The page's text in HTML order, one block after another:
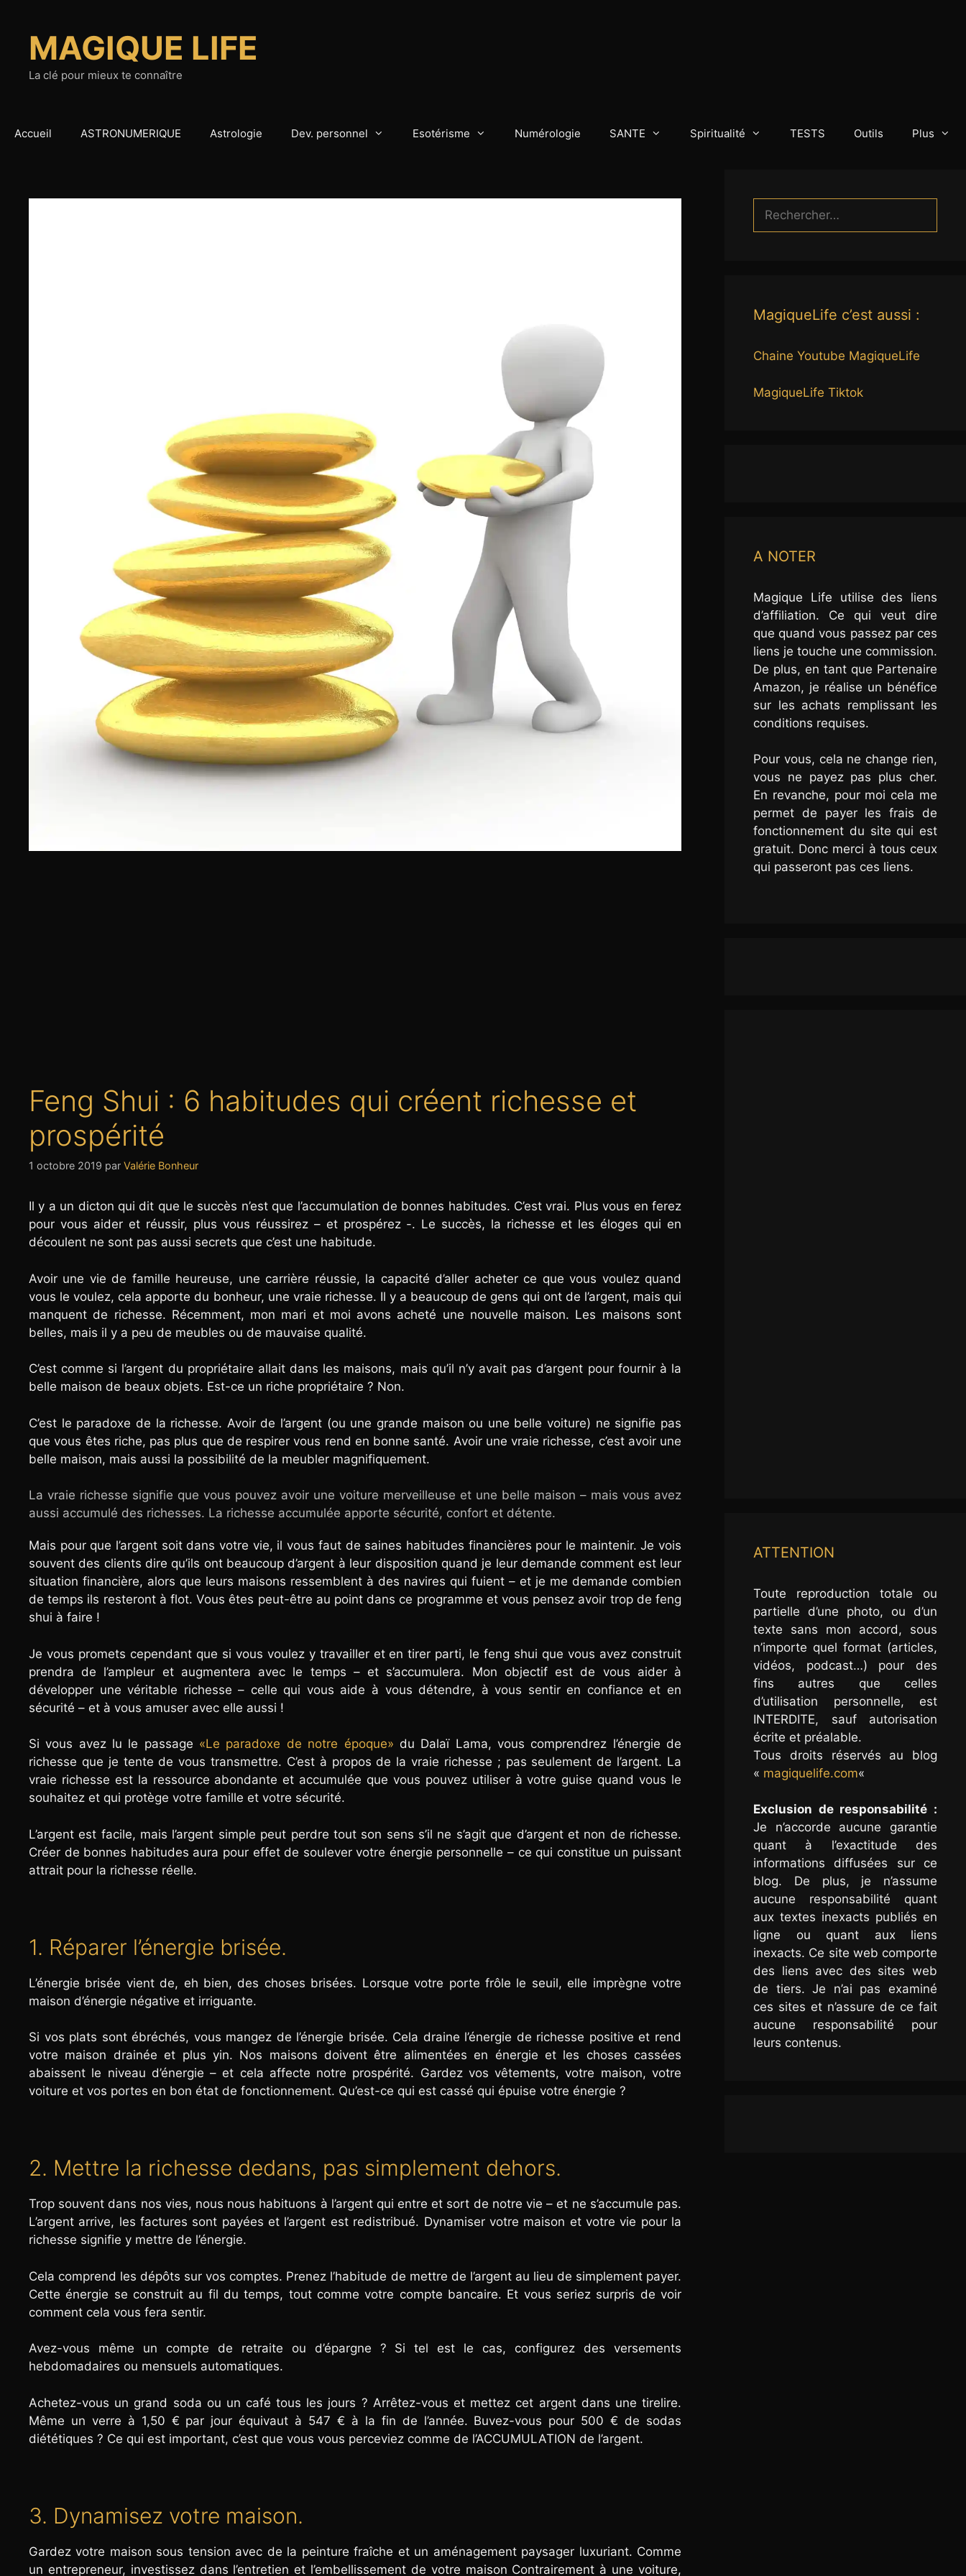
contenuMAGIQUE LIFE
La clé pour mieux te connaître
Accueil ASTRONUMERIQUE Astrologie Dev. personnel Esotérisme Numérologie SANTE Spiritualité TESTS Outils Plus
Feng Shui : 6 habitudes qui créent richesse et
prospérité
1 octobre 2019 par Valérie Bonheur
Il y a un dicton qui dit que le succès n’est que l’accumulation de bonnes habitudes. C’est vrai. Plus vous en ferez
pour vous aider et réussir, plus vous réussirez – et prospérez -. Le succès, la richesse et les éloges qui en
découlent ne sont pas aussi secrets que c’est une habitude.
Avoir une vie de famille heureuse, une carrière réussie, la capacité d’aller acheter ce que vous voulez quand
vous le voulez, cela apporte du bonheur, une vraie richesse. Il y a beaucoup de gens qui ont de l’argent, mais qui
manquent de richesse. Récemment, mon mari et moi avons acheté une nouvelle maison. Les maisons sont
belles, mais il y a peu de meubles ou de mauvaise qualité.
C’est comme si l’argent du propriétaire allait dans les maisons, mais qu’il n’y avait pas d’argent pour fournir à la
belle maison de beaux objets. Est-ce un riche propriétaire ? Non.
C’est le paradoxe de la richesse. Avoir de l’argent (ou une grande maison ou une belle voiture) ne signifie pas
que vous êtes riche, pas plus que de respirer vous rend en bonne santé. Avoir une vraie richesse, c’est avoir une
belle maison, mais aussi la possibilité de la meubler magnifiquement.
La vraie richesse signifie que vous pouvez avoir une voiture merveilleuse et une belle maison – mais vous avez
aussi accumulé des richesses. La richesse accumulée apporte sécurité, confort et détente.
Mais pour que l’argent soit dans votre vie, il vous faut de saines habitudes financières pour le maintenir. Je vois
souvent des clients dire qu’ils ont beaucoup d’argent à leur disposition quand je leur demande comment est leur
situation financière, alors que leurs maisons ressemblent à des navires qui fuient – et je me demande combien
de temps ils resteront à flot. Vous êtes peut-être au point dans ce programme et vous pensez avoir trop de feng
shui à faire !
Je vous promets cependant que si vous voulez y travailler et en tirer parti, le feng shui que vous avez construit
prendra de l’ampleur et augmentera avec le temps – et s’accumulera. Mon objectif est de vous aider à
développer une véritable richesse – celle qui vous aide à vous détendre, à vous sentir en confiance et en
sécurité – et à vous amuser avec elle aussi !
Si vous avez lu le passage «Le paradoxe de notre époque» du Dalaï Lama, vous comprendrez l’énergie de
richesse que je tente de vous transmettre. C’est à propos de la vraie richesse ; pas seulement de l’argent. La
vraie richesse est la ressource abondante et accumulée que vous pouvez utiliser à votre guise quand vous le
souhaitez et qui protège votre famille et votre sécurité.
L’argent est facile, mais l’argent simple peut perdre tout son sens s’il ne s’agit que d’argent et non de richesse.
Créer de bonnes habitudes aura pour effet de soulever votre énergie personnelle – ce qui constitue un puissant
attrait pour la richesse réelle.
1. Réparer l’énergie brisée.
L’énergie brisée vient de, eh bien, des choses brisées. Lorsque votre porte frôle le seuil, elle imprègne votre
maison d’énergie négative et irriguante.
Si vos plats sont ébréchés, vous mangez de l’énergie brisée. Cela draine l’énergie de richesse positive et rend
votre maison drainée et plus yin. Nos maisons doivent être alimentées en énergie et les choses cassées
abaissent le niveau d’énergie – et cela affecte notre prospérité. Gardez vos vêtements, votre maison, votre
voiture et vos portes en bon état de fonctionnement. Qu’est-ce qui est cassé qui épuise votre énergie ?
2. Mettre la richesse dedans, pas simplement dehors.
Trop souvent dans nos vies, nous nous habituons à l’argent qui entre et sort de notre vie – et ne s’accumule pas.
L’argent arrive, les factures sont payées et l’argent est redistribué. Dynamiser votre maison et votre vie pour la
richesse signifie y mettre de l’énergie.
Cela comprend les dépôts sur vos comptes. Prenez l’habitude de mettre de l’argent au lieu de simplement payer.
Cette énergie se construit au fil du temps, tout comme votre compte bancaire. Et vous seriez surpris de voir
comment cela vous fera sentir.
Avez-vous même un compte de retraite ou d’épargne ? Si tel est le cas, configurez des versements
hebdomadaires ou mensuels automatiques.
Achetez-vous un grand soda ou un café tous les jours ? Arrêtez-vous et mettez cet argent dans une tirelire.
Même un verre à 1,50 € par jour équivaut à 547 € à la fin de l’année. Buvez-vous pour 500 € de sodas
diététiques ? Ce qui est important, c’est que vous vous perceviez comme de l’ACCUMULATION de l’argent.
3. Dynamisez votre maison.
Gardez votre maison sous tension avec de la peinture fraîche et un aménagement paysager luxuriant. Comme
un entrepreneur, investissez dans l’entretien et l’embellissement de votre maison Contrairement à une voiture,
Rechercher :
MagiqueLife c’est aussi :
Chaine Youtube MagiqueLife
MagiqueLife Tiktok
A NOTER
Magique Life utilise des liens
d’affiliation. Ce qui veut dire
que quand vous passez par ces
liens je touche une commission.
De plus, en tant que Partenaire
Amazon, je réalise un bénéfice
sur les achats remplissant les
conditions requises.
Pour vous, cela ne change rien,
vous ne payez pas plus cher.
En revanche, pour moi cela me
permet de payer les frais de
fonctionnement du site qui est
gratuit. Donc merci à tous ceux
qui passeront pas ces liens.
ATTENTION
Toute reproduction totale ou
partielle d’une photo, ou d’un
texte sans mon accord, sous
n’importe quel format (articles,
vidéos, podcast…) pour des
fins autres que celles
d’utilisation personnelle, est
INTERDITE, sauf autorisation
écrite et préalable.
Tous droits réservés au blog
« magiquelife.com«
Exclusion de responsabilité :
Je n’accorde aucune garantie
quant à l’exactitude des
informations diffusées sur ce
blog. De plus, je n’assume
aucune responsabilité quant
aux textes inexacts publiés en
ligne ou quant aux liens
inexacts. Ce site web comporte
des liens avec des sites web
de tiers. Je n’ai pas examiné
ces sites et n’assure de ce fait
aucune responsabilité pour
leurs contenus.